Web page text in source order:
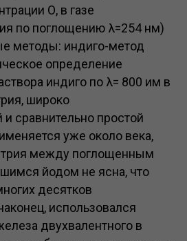
О, в газе
по поглощению λ=254 нм)
методы: индиго-метод
определение
индиго по λ= 800 им в
широко
сравнительно простой
уже около века,
между поглощенным
йодом не ясна, что
десятков
использовался
двухвалентного в